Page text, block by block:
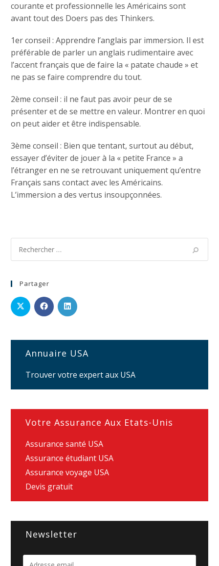
courante et professionnelle les Américains sont
avant tout des Doers pas des Thinkers.
1er conseil : Apprendre l’anglais par immersion. Il est
préférable de parler un anglais rudimentaire avec
l’accent français que de faire la « patate chaude » et
ne pas se faire comprendre du tout.
2ème conseil : il ne faut pas avoir peur de se
présenter et de se mettre en valeur. Montrer en quoi
on peut aider et être indispensable.
3ème conseil : Bien que tentant, surtout au début,
essayer d’éviter de jouer à la « petite France » a
l’étranger en ne se retrouvant uniquement qu’entre
Français sans contact avec les Américains.
L’immersion a des vertus insoupçonnées.
Partager
Annuaire USA
Trouver votre expert aux USA
Votre Assurance Aux Etats-Unis
Assurance santé USA
Assurance étudiant USA
Assurance voyage USA
Devis gratuit
Newsletter